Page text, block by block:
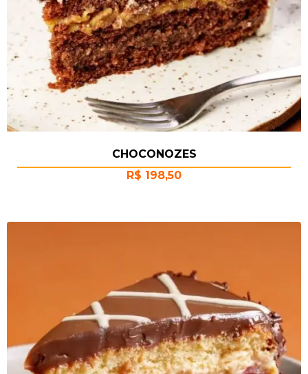
CHOCONOZES
R$ 198,50